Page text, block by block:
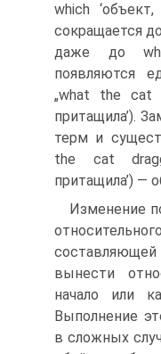
which
сокращается
даже до
появляются
„what the cat
притащила’).
терм и
the cat
притащила’) —
Изменение
составляющей
выне­сти
начало или
Выполнение
в сложных